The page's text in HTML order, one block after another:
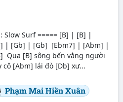
Slow Surf ===== [B] | [B] |
| [Gb] | [Gb] [Ebm7] | [Abm] |
[B] sông bến vắng người
[Abm] lái đò [Db] xư...
Phạm Mai Hiền Xuân